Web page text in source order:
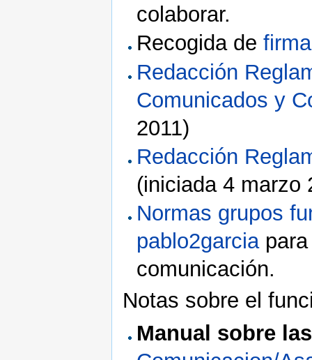
colaborar.
Recogida de
Redacción
Comunicados y
2011)
Redacción
(iniciada 4 marzo
Normas grupos
pablo2garciapara
comunicación.
Notas sobre el
Manual sobre